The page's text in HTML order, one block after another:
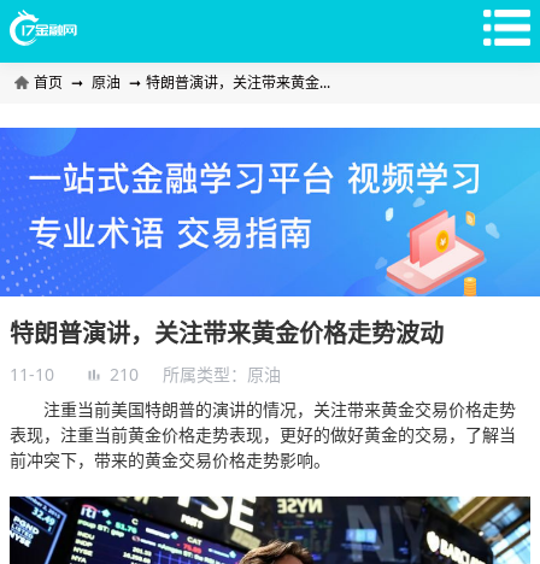
首页 ➞ 原油 ➞ 特朗普演讲，关注带来黄金...
特朗普演讲，关注带来黄金价格走势波动
11-10 210 所属类型： 原油
注重当前美国特朗普的演讲的情况，关注带来黄金交易价格走势
表现，注重当前黄金价格走势表现，更好的做好黄金的交易，了解当
前冲突下，带来的黄金交易价格走势影响。